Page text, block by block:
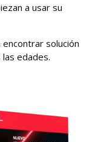
a usar su
solución
edades.